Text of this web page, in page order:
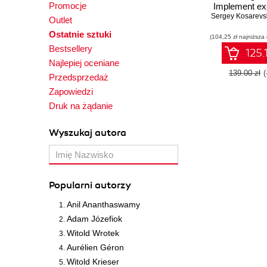
Promocje
Outlet
Ostatnie sztuki
Bestsellery
Najlepiej oceniane
Przedsprzedaż
Zapowiedzi
Druk na żądanie
Wyszukaj autora
Popularni autorzy
Anil Ananthaswamy
Adam Józefiok
Witold Wrotek
Aurélien Géron
Witold Krieser
Implement
techniques
with Vulkan
Sergey
(104,25 zł
139.00 zł